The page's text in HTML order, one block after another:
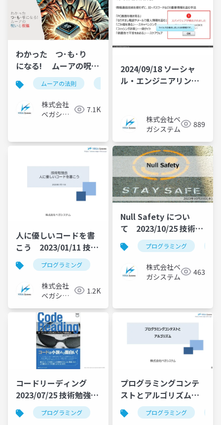
わかった つ･も･り
になる! ムーアの呪い
と祝福 ムーアの法則 agi
株式会社
ベガシス
7.1K
2024/09/18 ソーシャ
ル・エンジニアリング
株式会社ベ
ガシステム
889
人に優しいコードを書
こう 2023/01/11 技術
勉強会資料プログラミング
株式会社
ベガシス
1.2K
Null Safety につい
て 2023/10/25 技術勉
強会資料プログラミング
株式会社ベ
ガシステム
463
コードリーディング
2023/07/25 技術勉強会
資料
プログラミング
プログラミングコンテ
ストとアルゴリズム
2024/05/22 技術勉強会
発表資料
プログラミング